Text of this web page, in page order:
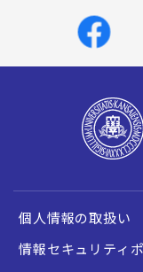
個人情報の取扱い
情報セキュリティ